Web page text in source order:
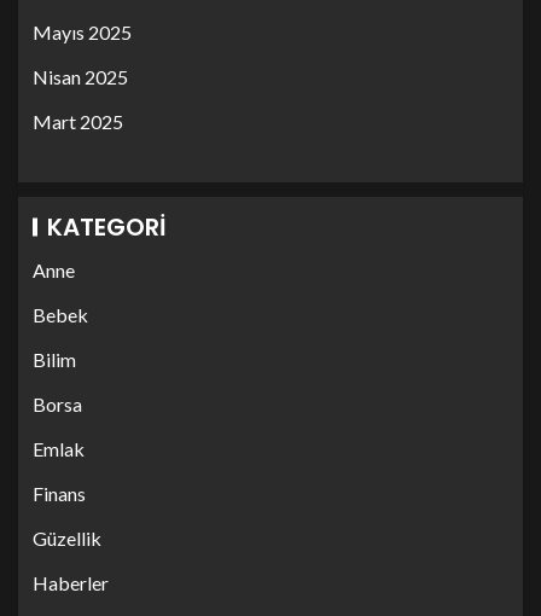
Mayıs 2025
Nisan 2025
Mart 2025
KATEGORI
Anne
Bebek
Bilim
Borsa
Emlak
Finans
Güzellik
Haberler